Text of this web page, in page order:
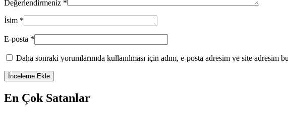
Değerlendirmeniz *
İsim *
E-posta *
Daha sonraki yorumlarımda kullanılması için adım, e-posta adresim ve site adresim
En Çok Satanlar